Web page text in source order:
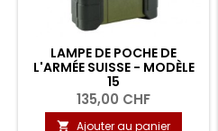
LAMPE DE POCHE DE
L'ARMÉE SUISSE - MODÈLE
15
135,00 CHF
 Ajouter au panier